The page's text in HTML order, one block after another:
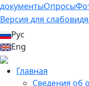
документыОпросы
Версия для
Рус
Eng
Главная
Сведения об